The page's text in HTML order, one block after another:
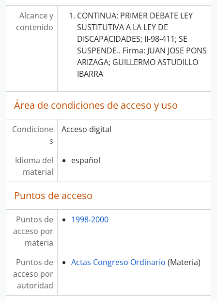
Alcance y
contenido
CONTINUA: PRIMER DEBATE LEY
SUSTITUTIVA A LA LEY DE
DISCAPACIDADES; II-98-411; SE
SUSPENDE.. Firma: JUAN JOSE PONS
ARIZAGA; GUILLERMO ASTUDILLO
IBARRA
Área de condiciones de acceso y uso
Condicione
s
Acceso digital
Idioma del
material
español
Puntos de acceso
Puntos de
acceso por
materia
1998-2000
Puntos de
acceso por
autoridad
Actas Congreso Ordinario (Materia)